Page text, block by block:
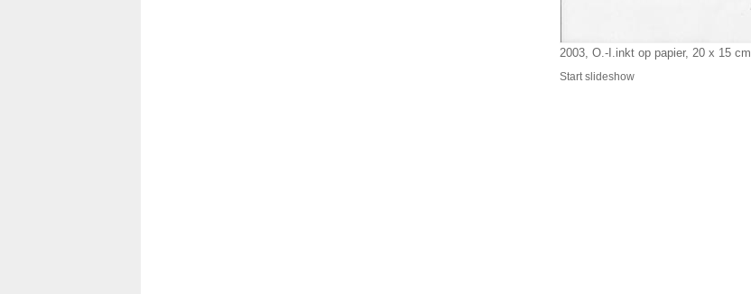
2003, O.-I.inkt op papier, 20 x 15 cm
Start slideshow